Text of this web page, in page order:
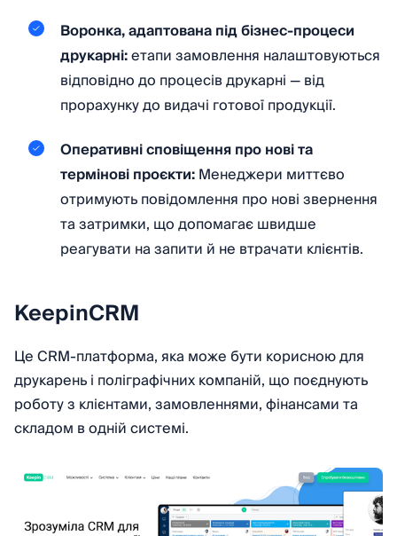
Воронка, адаптована під бізнес-процеси
друкарні:етапи замовлення налаштовуються
відповідно до процесів друкарні — від
прорахунку до видачі готової продукції.
Оперативні сповіщення про нові та
термінові проєкти:Менеджери миттєво
отримують повідомлення про нові звернення
та затримки, що допомагає швидше
реагувати на запити й не втрачати клієнтів.
KeepinCRM
Це CRM-платформа, яка може бути корисною для
друкарень і поліграфічних компаній, що поєднують
роботу з клієнтами, замовленнями, фінансами та
складом в одній системі.